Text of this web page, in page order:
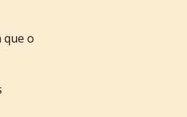
que o